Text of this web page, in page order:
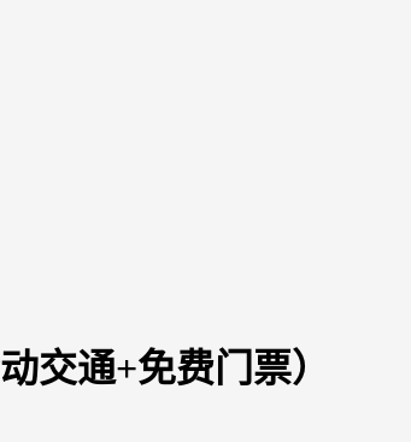
交通+免费门票）